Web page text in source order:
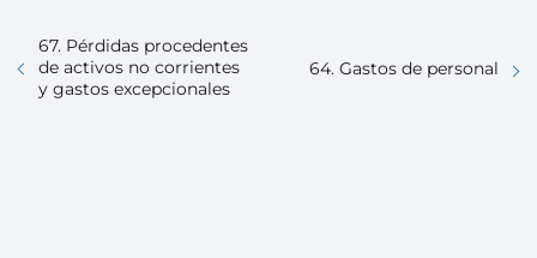
67. Pérdidas procedentes
de activos no corrientes
y gastos excepcionales
64. Gastos de personal